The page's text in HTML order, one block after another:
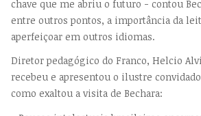
chave que me abriu o futuro - contou
entre outros pontos, a importância da
aperfeiçoar em outros idiomas.
Diretor pedagógico do Franco, Helcio
recebeu e apresentou o ilustre
como exaltou a visita de Bechara: